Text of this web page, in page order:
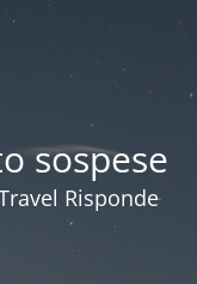
sospese
Risponde